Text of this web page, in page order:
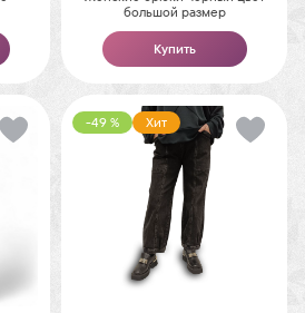
большой размер
Купить
-49 % Хит